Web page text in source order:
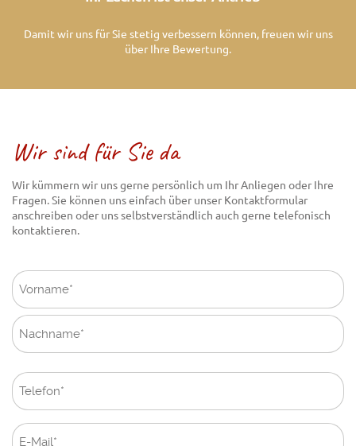
Damit wir uns für Sie stetig verbessern können, freuen wir uns
über Ihre Bewertung.
Wir sind für Sie da
Wir kümmern wir uns gerne persönlich um Ihr Anliegen oder Ihre
Fragen. Sie können uns einfach über unser Kontaktformular
anschreiben oder uns selbstverständlich auch gerne telefonisch
kontaktieren.
Name
Vorname
Telefon (erforderlich)
E-